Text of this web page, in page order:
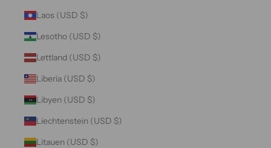
Laos (USD $)
Lesotho (USD $)
Lettland (USD $)
Liberia (USD $)
Libyen (USD $)
Liechtenstein (USD $)
Litauen (USD $)